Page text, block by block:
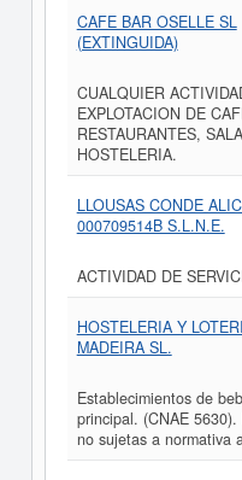
CAFE BAR OSELLE SL
(EXTINGUIDA)
CUALQUIER
EXPLOTACION DE
RESTAURANTES,
HOSTELERIA.
LLOUSAS CONDE
000709514B S.L.N.E.
ACTIVIDAD DE
HOSTELERIA Y
MADEIRA SL.
Establecimientos de
principal. (CNAE
no sujetas a normativa